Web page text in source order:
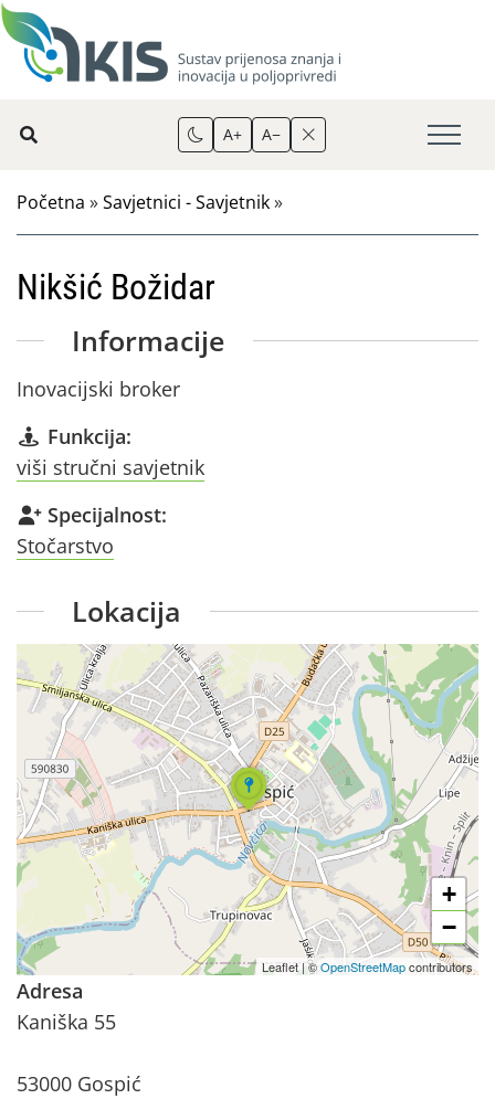
A+ A−
Početna »Savjetnici - Savjetnik»
Nikšić Božidar
Informacije
Inovacijski broker
Funkcija:
viši stručni savjetnik
Specijalnost:
Stočarstvo
Lokacija
+
−
Leaflet |©OpenStreetMapcontributors
Adresa
Kaniška 55
53000 Gospić